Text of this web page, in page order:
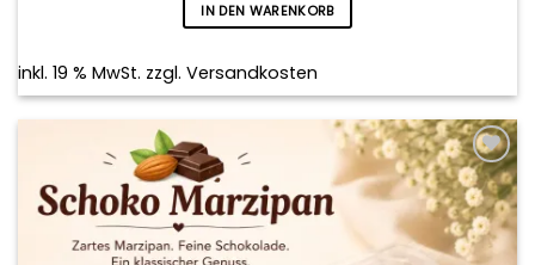
IN DEN WARENKORB
inkl. 19 % MwSt. zzgl. Versandkosten
Add to
wishlist